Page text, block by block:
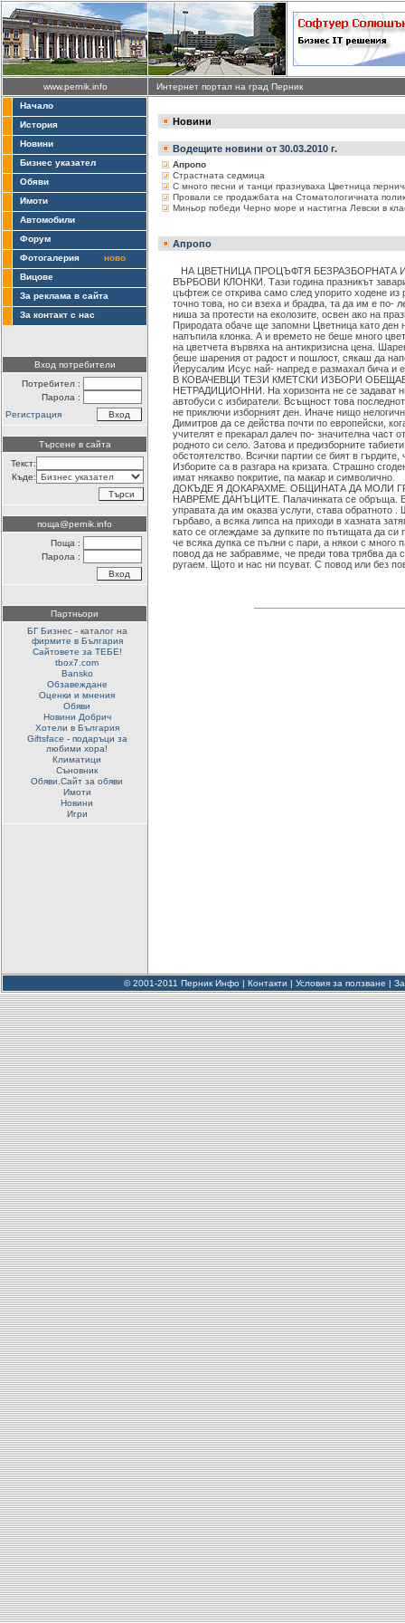
www.pernik.info
Интернет портал на град Перник
Начало
История
Новини
Бизнес указател
Обяви
Имоти
Автомобили
Форум
Фотогалерия
ново
Вицове
За реклама в сайта
За контакт с нас
Вход потребители
Потребител :
Парола :
Регистрация
Търсене в сайта
Текст:
Къде:
поща@pernik.info
Поща :
Парола :
Партньори
БГ Бизнес - каталог на
фирмите в България
Сайтовете за ТЕБЕ!
tbox7.com
Bansko
Обзавеждане
Оценки и мнения
Обяви
Новини Добрич
Хотели в България
Giftsface - подаръци за
любими хора!
Климатици
Съновник
Обяви.Сайт за обяви
Имоти
Новини
Игри
Новини
Водещите новини от 30.03.2010 г.
Апропо
Страстната седмица
С много песни и танци празнуваха Цветница
Провали се продажбата на Стоматологичната
Миньор победи Черно море и настигна Левски в
Апропо
НА ЦВЕТНИЦА ПРОЦЪФТЯ БЕЗРАЗБОРНАТА
ВЪРБОВИ КЛОНКИ. Тази година празникът
цъфтеж се открива само след упорито ходене из
точно това, но си взеха и брадва, та да им е по-
ниша за протести на еколозите, освен ако на
Природата обаче ще запомни Цветница като ден
напъпила клонка. А и времето не беше много
на цветчета вървяха на антикризисна цена.
беше шарения от радост и пошлост, сякаш да
Йерусалим Исус най- напред е размахал бича и е
В КОВАЧЕВЦИ ТЕЗИ КМЕТСКИ ИЗБОРИ
НЕТРАДИЦИОННИ. На хоризонта не се задават
автобуси с избиратели. Всъщност това
не приключи изборният ден. Иначе нищо
Димитров да се действа почти по европейски,
учителят е прекарал далеч по- значителна част
родното си село. Затова и предизборните
обстоятелство. Всички партии се бият в
Изборите са в разгара на кризата. Страшно
имат някакво покритие, па макар и символично.
ДОКЪДЕ Я ДОКАРАХМЕ. ОБЩИНАТА ДА МОЛИ
НАВРЕМЕ ДАНЪЦИТЕ. Палачинката се обръща.
управата да им оказва услуги, става обратното
гърбаво, а всяка липса на приходи в хазната
като се оглеждаме за дупките по пътищата да си
че всяка дупка се пълни с пари, а някои с много
повод да не забравяме, че преди това трябва да
ругаем. Щото и нас ни псуват. С повод или без
© 2001-2011 Перник Инфо | Контакти | Условия за ползване |